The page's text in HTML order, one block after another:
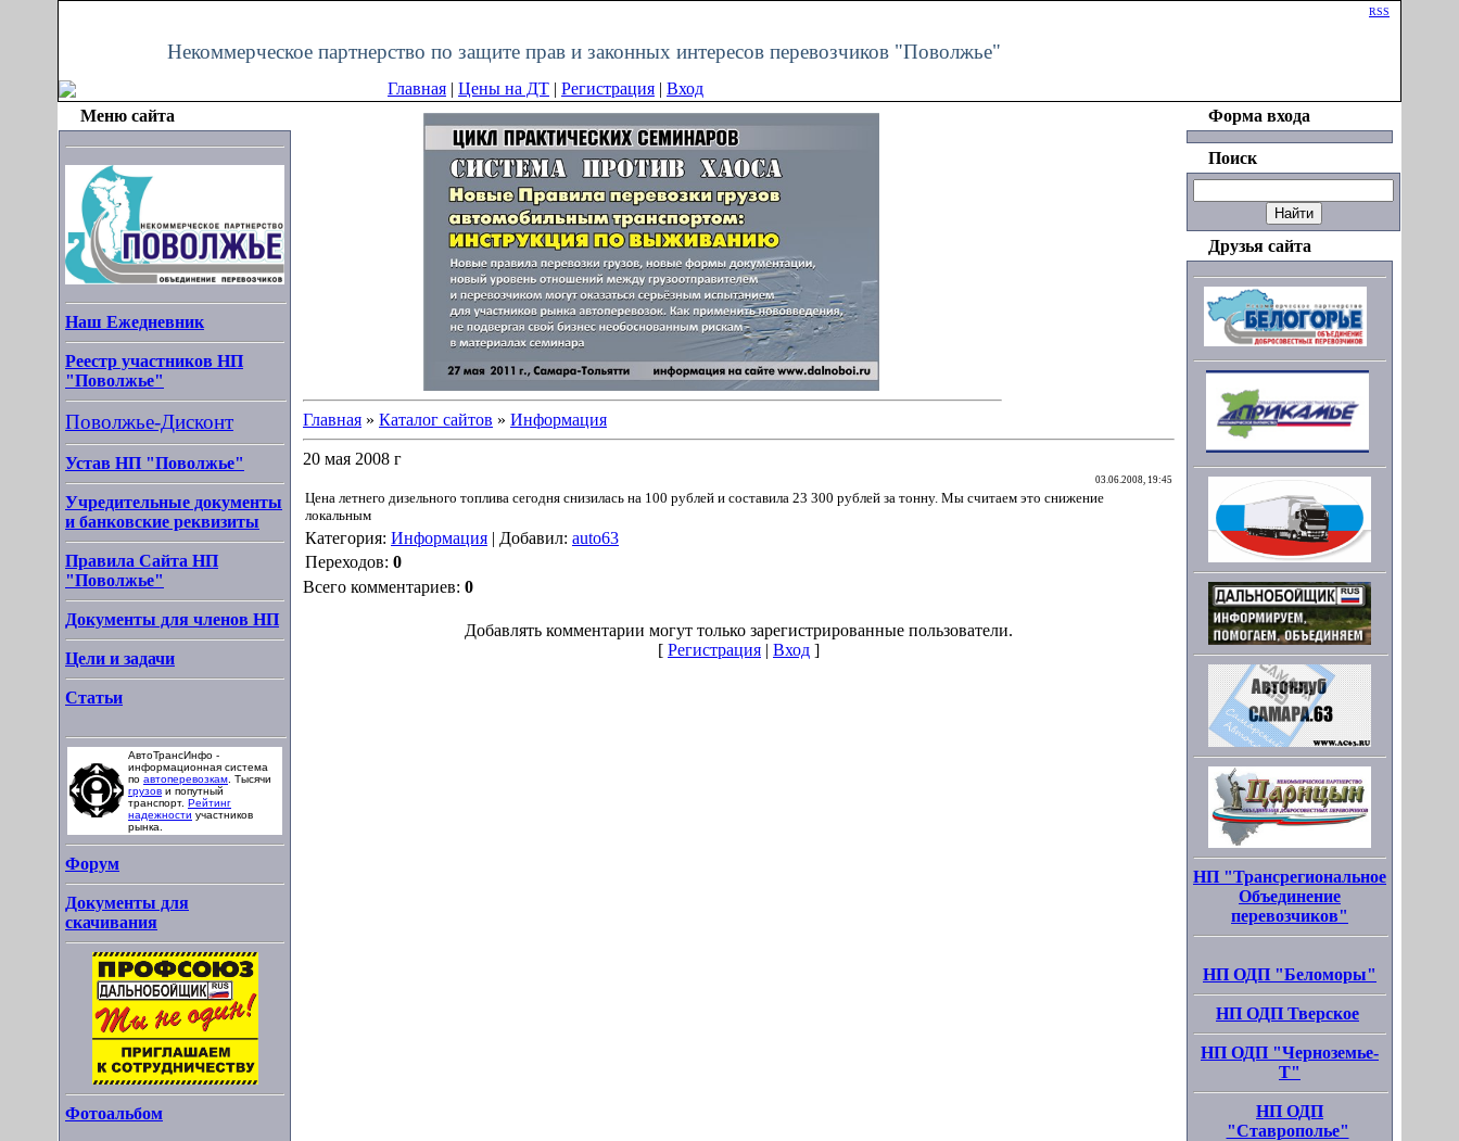
RSS
Некоммерческое партнерство по защите прав и законных интересов перевозчиков "Поволжье"
Главная | Цены на ДТ | Регистрация | Вход
Меню сайта
Наш Ежедневник
Реестр участников НП
"Поволжье"
Поволжье-Дисконт
Устав НП "Поволжье"
Учредительные документы
и банковские реквизиты
Правила Сайта НП
"Поволжье"
Документы для членов НП
Цели и задачи
Статьи
АвтоТрансИнфо -
информационная система
по автоперевозкам . Тысячи
грузов и попутный
транспорт. Рейтинг
надежности участников
рынка.
Форум
Документы для
скачивания
Фотоальбом
Главная » Каталог сайтов » Информация
20 мая 2008 г
03.06.2008, 19:45
Цена летнего дизельного топлива сегодня снизилась на 100 рублей и составила 23 300 рублей за тонну. Мы считаем это снижение
локальным
Категория: Информация | Добавил: auto63
Переходов: 0
Всего комментариев: 0
Добавлять комментарии могут только зарегистрированные пользователи.
[ Регистрация | Вход ]
Форма входа
Поиск
Друзья сайта
НП "Трансрегиональное
Объединение
перевозчиков"
НП ОДП "Беломоры"
НП ОДП Тверское
НП ОДП "Черноземье-
Т"
НП ОДП
"Ставрополье"